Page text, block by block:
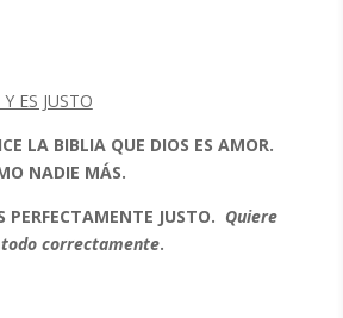
ES JUSTO
LA BIBLIA QUE DIOS ES AMOR.
NADIE MÁS.
PERFECTAMENTE JUSTO. Quiere
correctamente.